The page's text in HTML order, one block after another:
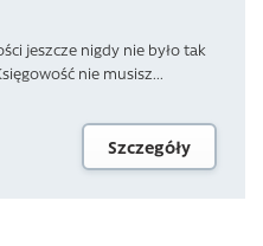
jeszcze nigdy nie było tak
nie musisz...
Szczegóły